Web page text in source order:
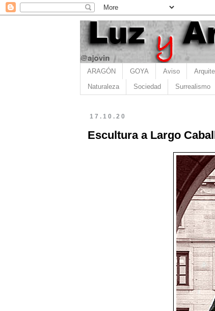
ARAGÓN GOYA Aviso
Naturaleza Sociedad Surrealismo
17.10.20
Escultura a Largo